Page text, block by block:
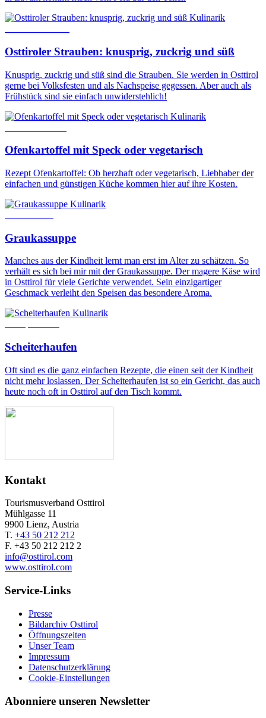
Kulinarik
Osttiroler Strauben: knusprig, zuckrig und süß
Knusprig, zuckrig und süß sind die Strauben. Sie werden in Osttirol
gerne bei Volksfesten und als Nachspeise gegessen. Aber auch als
Frühstück sind sie einfach unwiderstehlich!
Kulinarik
Ofenkartoffel mit Speck oder vegetarisch
Rezept Ofenkartoffel: Ob herzhaft oder vegetarisch, Liebhaber der
einfachen und günstigen Küche kommen hier auf ihre Kosten.
Kulinarik
Graukassuppe
Manches aus der Kindheit lernt man erst im Alter zu schätzen. So
verhält es sich bei mir mit der Graukassuppe. Der magere Käse wird
in Osttirol für viele Gerichte verwendet. Sein einzigartiger
Geschmack verleiht den Speisen das besondere Aroma.
Kulinarik
Scheiterhaufen
Oft sind es die ganz einfachen Rezepte, die einen seit der Kindheit
nicht mehr loslassen. Der Scheiterhaufen ist so ein Gericht, das auch
heute noch oft in Osttirol auf den Tisch kommt.
Kontakt
Tourismusverband Osttirol
Mühlgasse 11
9900 Lienz, Austria
T. +43 50 212 212
F. +43 50 212 212 2
info@osttirol.com
www.osttirol.com
Service-Links
Presse
Bildarchiv Osttirol
Öffnungszeiten
Unser Team
Impressum
Datenschutzerklärung
Cookie-Einstellungen
Abonniere unseren Newsletter